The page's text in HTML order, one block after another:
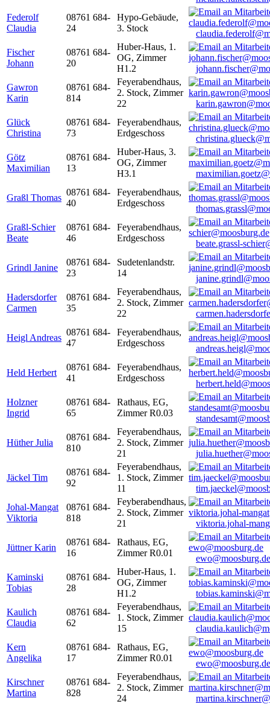
Federolf
Claudia
08761 684-
24
Hypo-Gebäude,
3. Stock
Fischer
Johann
08761 684-
20
Huber-Haus, 1.
OG, Zimmer
H1.2
Gawron
Karin
08761 684-
814
Feyerabendhaus,
2. Stock, Zimmer
22
Glück
Christina
08761 684-
73
Feyerabendhaus,
Erdgeschoss
Götz
Maximilian
08761 684-
13
Huber-Haus, 3.
OG, Zimmer
H3.1
Graßl Thomas
08761 684-
40
Feyerabendhaus,
Erdgeschoss
Graßl-Schier
Beate
08761 684-
46
Feyerabendhaus,
Erdgeschoss
beate.grassl-
Grindl Janine
08761 684-
23
Sudetenlandstr.
14
Hadersdorfer
Carmen
08761 684-
35
Feyerabendhaus,
2. Stock, Zimmer
22
Heigl Andreas
08761 684-
47
Feyerabendhaus,
Erdgeschoss
Held Herbert
08761 684-
41
Feyerabendhaus,
Erdgeschoss
Holzner
Ingrid
08761 684-
65
Rathaus, EG,
Zimmer R0.03
Hüther Julia
08761 684-
810
Feyerabendhaus,
2. Stock, Zimmer
21
Jäckel Tim
08761 684-
92
Feyerabendhaus,
1. Stock, Zimmer
11
Johal-Mangat
Viktoria
08761 684-
818
Feyberabendhaus,
2. Stock, Zimmer
21
viktoria.johal-
Jüttner Karin
08761 684-
16
Rathaus, EG,
Zimmer R0.01
ewo@moosburg.de
Kaminski
Tobias
08761 684-
28
Huber-Haus, 1.
OG, Zimmer
H1.2
Kaulich
Claudia
08761 684-
62
Feyerabendhaus,
1. Stock, Zimmer
15
Kern
Angelika
08761 684-
17
Rathaus, EG,
Zimmer R0.01
ewo@moosburg.de
Kirschner
Martina
08761 684-
828
Feyerabendhaus,
2. Stock, Zimmer
24